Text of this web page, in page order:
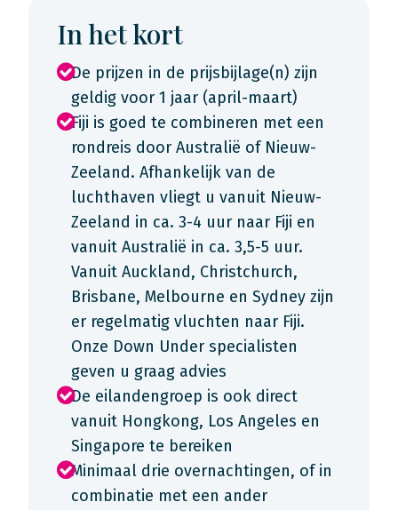
In het kort
De prijzen in de prijsbijlage(n) zijn
geldig voor 1 jaar (april-maart)
Fiji is goed te combineren met een
rondreis door Australië of Nieuw-
Zeeland. Afhankelijk van de
luchthaven vliegt u vanuit Nieuw-
Zeeland in ca. 3-4 uur naar Fiji en
vanuit Australië in ca. 3,5-5 uur.
Vanuit Auckland, Christchurch,
Brisbane, Melbourne en Sydney zijn
er regelmatig vluchten naar Fiji.
Onze Down Under specialisten
geven u graag advies
De eilandengroep is ook direct
vanuit Hongkong, Los Angeles en
Singapore te bereiken
Minimaal drie overnachtingen, of in
combinatie met een ander